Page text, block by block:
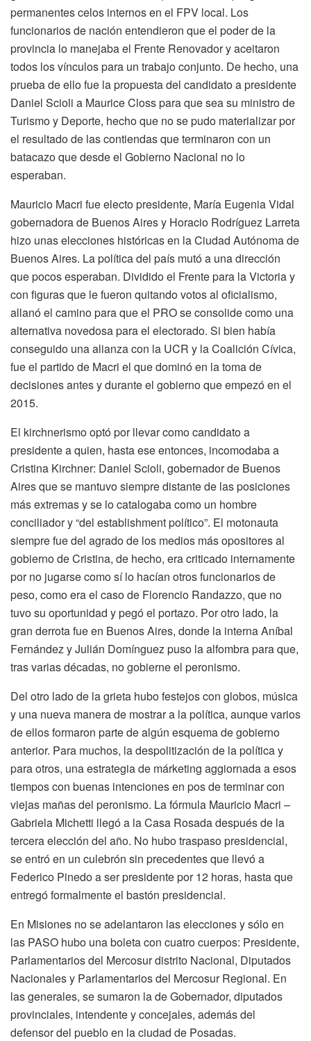
permanentes celos internos en el FPV local. Los
funcionarios de nación entendieron que el poder de la
provincia lo manejaba el Frente Renovador y aceitaron
todos los vínculos para un trabajo conjunto. De hecho, una
prueba de ello fue la propuesta del candidato a presidente
Daniel Scioli a Maurice Closs para que sea su ministro de
Turismo y Deporte, hecho que no se pudo materializar por
el resultado de las contiendas que terminaron con un
batacazo que desde el Gobierno Nacional no lo
esperaban.
Mauricio Macri fue electo presidente, María Eugenia Vidal
gobernadora de Buenos Aires y Horacio Rodríguez Larreta
hizo unas elecciones históricas en la Ciudad Autónoma de
Buenos Aires. La política del país mutó a una dirección
que pocos esperaban. Dividido el Frente para la Victoria y
con figuras que le fueron quitando votos al oficialismo,
allanó el camino para que el PRO se consolide como una
alternativa novedosa para el electorado. Si bien había
conseguido una alianza con la UCR y la Coalición Cívica,
fue el partido de Macri el que dominó en la toma de
decisiones antes y durante el gobierno que empezó en el
2015.
El kirchnerismo optó por llevar como candidato a
presidente a quien, hasta ese entonces, incomodaba a
Cristina Kirchner: Daniel Scioli, gobernador de Buenos
Aires que se mantuvo siempre distante de las posiciones
más extremas y se lo catalogaba como un hombre
conciliador y “del establishment político”. El motonauta
siempre fue del agrado de los medios más opositores al
gobierno de Cristina, de hecho, era criticado internamente
por no jugarse como sí lo hacían otros funcionarios de
peso, como era el caso de Florencio Randazzo, que no
tuvo su oportunidad y pegó el portazo. Por otro lado, la
gran derrota fue en Buenos Aires, donde la interna Aníbal
Fernández y Julián Domínguez puso la alfombra para que,
tras varias décadas, no gobierne el peronismo.
Del otro lado de la grieta hubo festejos con globos, música
y una nueva manera de mostrar a la política, aunque varios
de ellos formaron parte de algún esquema de gobierno
anterior. Para muchos, la despolitización de la política y
para otros, una estrategia de márketing aggiornada a esos
tiempos con buenas intenciones en pos de terminar con
viejas mañas del peronismo. La fórmula Mauricio Macri –
Gabriela Michetti llegó a la Casa Rosada después de la
tercera elección del año. No hubo traspaso presidencial,
se entró en un culebrón sin precedentes que llevó a
Federico Pinedo a ser presidente por 12 horas, hasta que
entregó formalmente el bastón presidencial.
En Misiones no se adelantaron las elecciones y sólo en
las PASO hubo una boleta con cuatro cuerpos: Presidente,
Parlamentarios del Mercosur distrito Nacional, Diputados
Nacionales y Parlamentarios del Mercosur Regional. En
las generales, se sumaron la de Gobernador, diputados
provinciales, intendente y concejales, además del
defensor del pueblo en la ciudad de Posadas.